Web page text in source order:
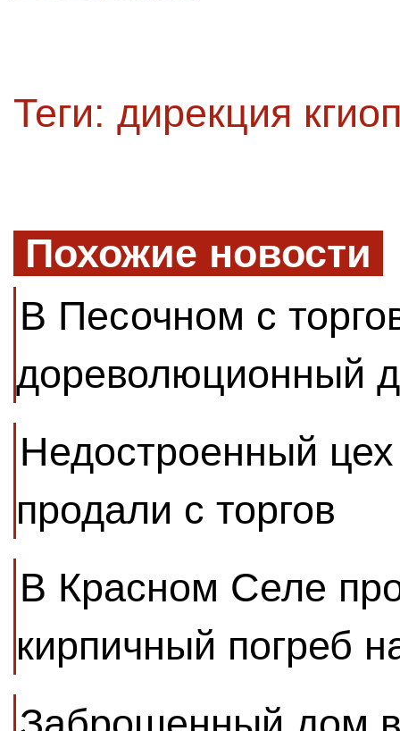
Теги: дирекция
Похожие новости
В Песочном с
дореволюционный
Недостроенный
продали с торгов
В Красном Селе
кирпичный погреб